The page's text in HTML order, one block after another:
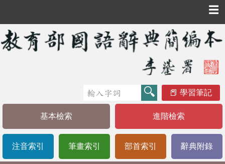
☰
學習筆記
基本檢索 進階檢索
注音索引 筆畫索引 部首索引 辭典附錄